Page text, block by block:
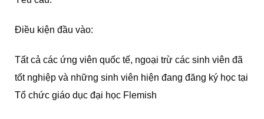
Điều kiện đầu vào:
Tất cả các ứng viên quốc tế, ngoại trừ các sinh viên đã
tốt nghiệp và những sinh viên hiện đang đăng ký học tại
Tổ chức giáo dục đại học Flemish